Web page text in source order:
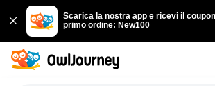
Scarica la nostra app e ricevi il
primo ordine: New100